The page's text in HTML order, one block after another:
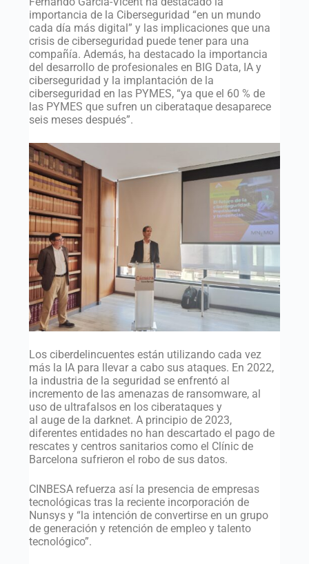
importancia de la Ciberseguridad “en un mundo
cada día más digital” y las implicaciones que una
crisis de ciberseguridad puede tener para una
compañía. Además, ha destacado la importancia
del desarrollo de profesionales en BIG Data, IA y
ciberseguridad y la implantación de la
ciberseguridad en las PYMES, “ya que el 60 % de
las PYMES que sufren un ciberataque desaparece
seis meses después”.
Los ciberdelincuentes están utilizando cada vez
más la IA para llevar a cabo sus ataques. En 2022,
la industria de la seguridad se enfrentó al
incremento de las amenazas de ransomware, al
uso de ultrafalsos en los ciberataques y
al auge de la darknet. A principio de 2023,
diferentes entidades no han descartado el pago de
rescates y centros sanitarios como el Clínic de
Barcelona sufrieron el robo de sus datos.
CINBESA refuerza así la presencia de empresas
tecnológicas tras la reciente incorporación de
Nunsys y “la intención de convertirse en un grupo
de generación y retención de empleo y talento
tecnológico”.